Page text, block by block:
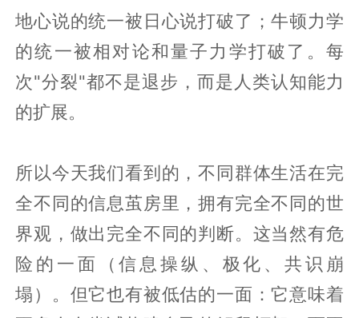
地心说的统一被日心说打破了；牛顿力学
的统一被相对论和量子力学打破了。每
次"分裂"都不是退步，而是人类认知能力
的扩展。
所以今天我们看到的，不同群体生活在完
全不同的信息茧房里，拥有完全不同的世
界观，做出完全不同的判断。这当然有危
险的一面（信息操纵、极化、共识崩
塌）。但它也有被低估的一面：它意味着